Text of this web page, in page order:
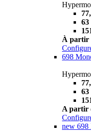
63
À partir
698
63
A partir
new 698